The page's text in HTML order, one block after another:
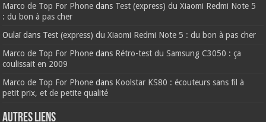
Marco de Top For Phone dans Test (express) du Xiaomi Redmi Note 5
: du bon à pas cher
Oulaïdans Test (express) du Xiaomi Redmi Note 5 : du bon à pas cher
Marco de Top For Phone dans Rétro-test du Samsung C3050 : ça
coulissait en 2009
Marco de Top For Phone dans Koolstar KS80 : écouteurs sans fil à
petit prix, et de petite qualité
AUTRES LIENS